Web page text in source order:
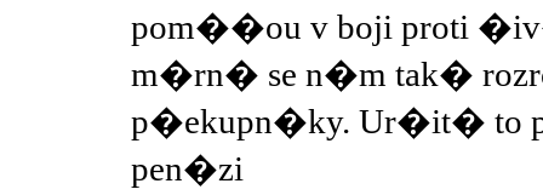
pom��ou v boji proti
m�rn� se n�m tak�
p�ekupn�ky. Ur�it� to
pen�zi